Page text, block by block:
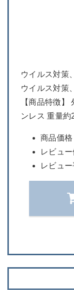
ウイルス対策
ウイルス対策
【商品特徴
ンレス 重量
商品価格
レビュ
レビュ